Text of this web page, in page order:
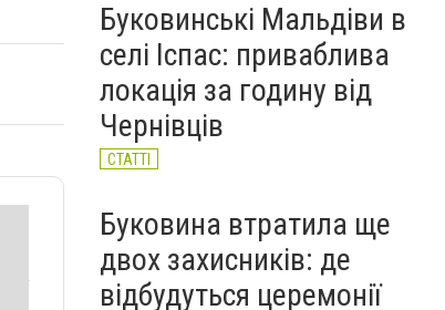
зафіксували новий
історичний температурний
максимум
НОВИНИ
Буковинські Мальдіви в
селі Іспас: приваблива
локація за годину від
Чернівців
СТАТТІ
Буковина втратила ще
двох захисників: де
відбудуться церемонії